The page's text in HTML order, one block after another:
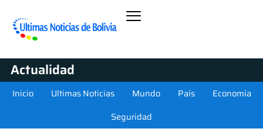
Actualidad
Inicio Ultimas Noticias Mundo País
Economía
Seguridad